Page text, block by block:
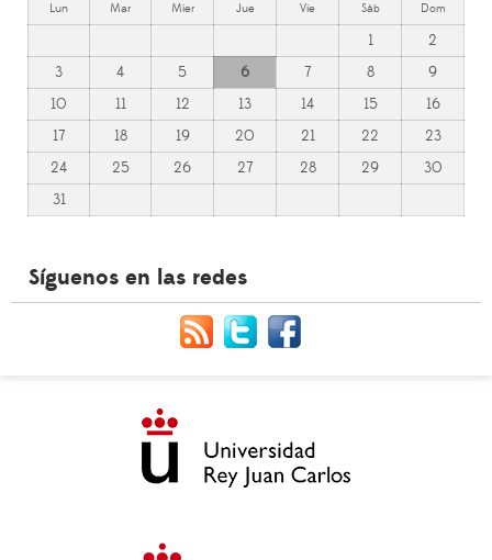
Lun Mar Mier Jue Vie Sáb Dom
1
2
3
4 5 6 7 8
9
10
11 12 13 14 15
16
17
18 19 20 21 22
23
24
25 26 27 28 29
30
31
Síguenos en las redes